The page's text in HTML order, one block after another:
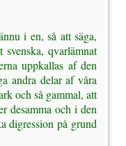
i en, så att säga,
qvarlämnat
uppkallas af den
andra delar af våra
och så gammal, att
desamma och i den
digression på grund